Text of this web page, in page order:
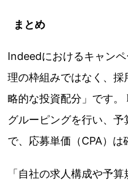
まとめ
Indeedにおけるキャン
理の枠組みではなく、
略的な投資配分」です。
グルーピングを行い、
で、応募単価（CPA）は
「自社の求人構成や予